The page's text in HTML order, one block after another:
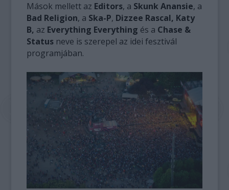
Mások mellett az Editors, a Skunk Anansie, a
Bad Religion, a Ska-P, Dizzee Rascal, Katy
B, az Everything Everything és a Chase &
Status neve is szerepel az idei fesztivál
programjában.